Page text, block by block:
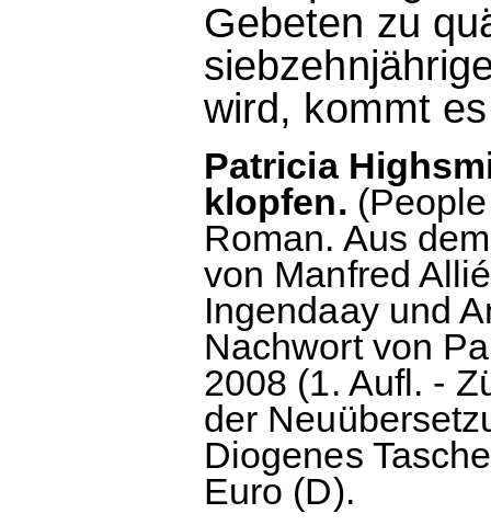
Gebeten zu
wird, kommt
Patricia
klopfen.
Roman. Aus
von Manfred
Ingendaay und
Nachwort von
2008 (1. Aufl. -
der
Diogenes
Euro (D).